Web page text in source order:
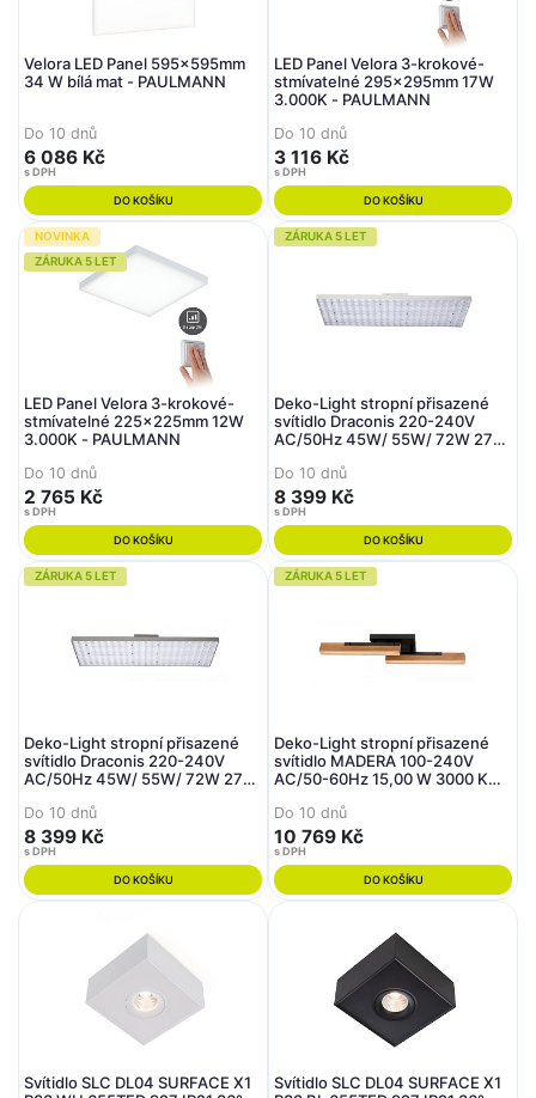
Velora LED Panel 595x595mm
34 W bílá mat - PAULMANN
Do 10 dnů
6 086 Kč
s DPH
DO KOŠÍKU
LED Panel Velora 3-krokové-
stmívatelné 295x295mm 17W
3.000K - PAULMANN
Do 10 dnů
3 116 Kč
s DPH
DO KOŠÍKU
NOVINKA
ZÁRUKA 5 LET
LED Panel Velora 3-krokové-
stmívatelné 225x225mm 12W
3.000K - PAULMANN
Do 10 dnů
2 765 Kč
s DPH
DO KOŠÍKU
ZÁRUKA 5 LET
Deko-Light stropní přisazené
svítidlo Draconis 220-240V
AC/50Hz 45W/ 55W/ 72W 2700
bílá RAL 9016
Do 10 dnů
8 399 Kč
s DPH
DO KOŠÍKU
ZÁRUKA 5 LET
Deko-Light stropní přisazené
svítidlo Draconis 220-240V
AC/50Hz 45W/ 55W/ 72W 2700
bílá RAL 9006
Do 10 dnů
8 399 Kč
s DPH
DO KOŠÍKU
ZÁRUKA 5 LET
Deko-Light stropní přisazené
svítidlo MADERA 100-240V
AC/50-60Hz 15,00 W 3000 K
Do 10 dnů
10 769 Kč
s DPH
DO KOŠÍKU
Svítidlo SLC DL04 SURFACE X1
Svítidlo SLC DL04 SURFACE X1